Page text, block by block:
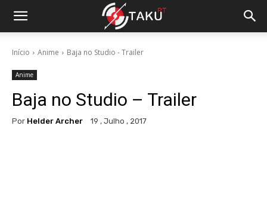
Início Anime Baja no Studio - Trailer
Anime
Baja no Studio – Trailer
Por Helder Archer 19 , Julho , 2017